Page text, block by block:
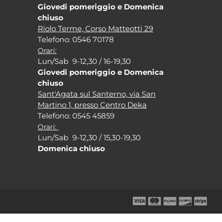
Giovedi pomeriggio e Domenica
chiuso
Riolo Terme, Corso Matteotti 29
Telefono: 0546 70178
Orari:
Lun/Sab 9-12,30 / 16-19,30
Giovedi pomeriggio e Domenica
chiuso
Sant'Agata sul Santerno, via San
Martino 1, presso Centro Deka
Telefono: 0545 45859
Orari:
Lun/Sab 9-12,30 / 15,30-19,30
Domenica chiuso